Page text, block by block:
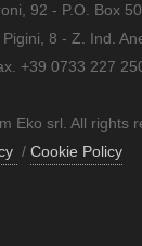
92 - P.O. Box
8 - Z. Ind.
+39 0733 227
Eko srl. All rights
/ Cookie Policy